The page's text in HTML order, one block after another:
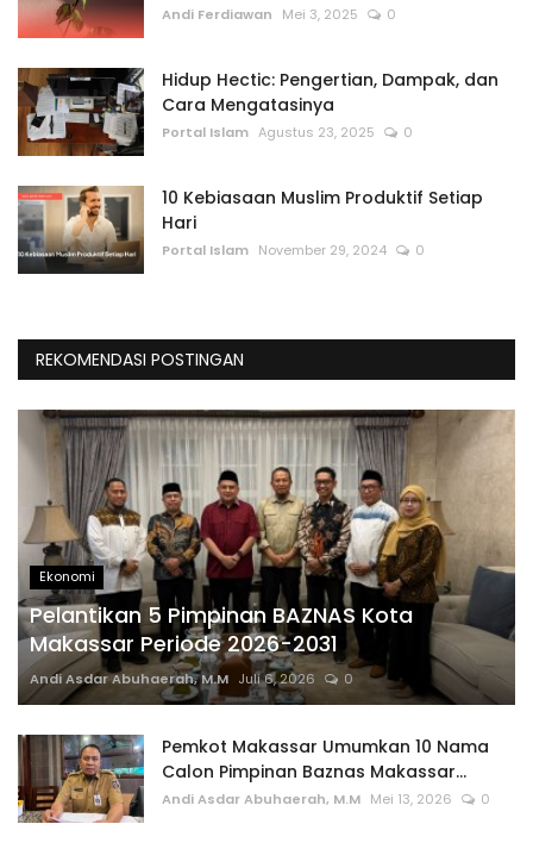
Andi Ferdiawan Mei 3, 2025 0
Hidup Hectic: Pengertian, Dampak, dan
Cara Mengatasinya
Portal Islam Agustus 23, 2025 0
10 Kebiasaan Muslim Produktif Setiap
Hari
Portal Islam November 29, 2024 0
REKOMENDASI POSTINGAN
Ekonomi
Pelantikan 5 Pimpinan BAZNAS Kota
Makassar Periode 2026-2031
Andi Asdar Abuhaerah, M.M Juli 6, 2026 0
Pemkot Makassar Umumkan 10 Nama
Calon Pimpinan Baznas Makassar...
Andi Asdar Abuhaerah, M.M Mei 13, 2026 0